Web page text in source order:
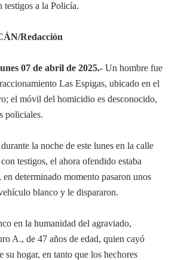
testigos a la Policía.
Redacción
07 de abril de 2025.-Un hombre fue
Las Espigas, ubicado en el
el móvil del homicidio es desconocido,
policiales.
la noche de este lunes en la calle
testigos, el ahora ofendido estaba
determinado momento pasaron unos
blanco y le dispararon.
en la humanidad del agraviado,
A., de 47 años de edad, quien cayó
su hogar, en tanto que los hechores